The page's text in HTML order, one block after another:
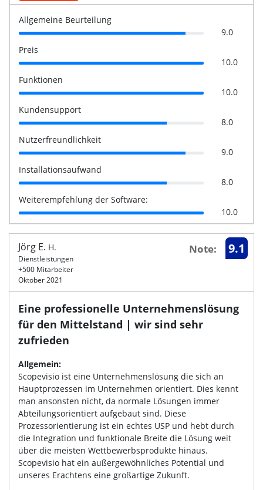
Allgemeine Beurteilung
9.0
Preis
10.0
Funktionen
10.0
Kundensupport
8.0
Nutzerfreundlichkeit
9.0
Installationsaufwand
8.0
Weiterempfehlung der Software:
10.0
Jörg E. H.
Dienstleistungen
+500 Mitarbeiter
Oktober 2021
Note: 9.1
Eine professionelle Unternehmenslösung
für den Mittelstand | wir sind sehr
zufrieden
Allgemein:
Scopevisio ist eine Unternehmenslösung die sich an
Hauptprozessen im Unternehmen orientiert. Dies kennt
man ansonsten nicht, da normale Lösungen immer
Abteilungsorientiert aufgebaut sind. Diese
Prozessorientierung ist ein echtes USP und hebt durch
die Integration und funktionale Breite die Lösung weit
über die meisten Wettbewerbsprodukte hinaus.
Scopevisio hat ein außergewöhnliches Potential und
unseres Erachtens eine großartige Zukunft.